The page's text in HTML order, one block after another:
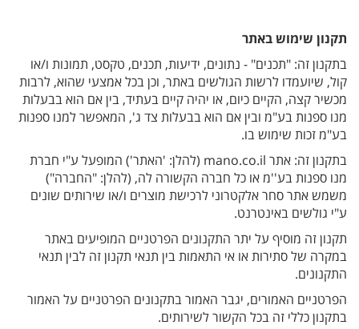
תקנון שימושבאתר
בתקנון זה: "תכנים" - נתונים, ידיעות, תכנים, טקסט, תמונות ו/או
קול, שיועמדו לרשות הגולשים באתר, וכן בכל אמצעי שהוא, לרבות
מכשיר קצה, הקיים כיום, או יהיה קיים בעתיד, בין אם הוא בבעלות
מנו ספנות בע"מ ובין אם הוא בבעלות צד ג', המאפשר למנו ספנות
בע"מ זכות שימוש בו.
בתקנון זה: אתר mano.co.il (להלן: 'האתר') המופעל ע"י חברת
מנו ספנות בע''מ או כל חברה הקשורה לה, (להלן: "החברה")
משמש אתר סחר אלקטרוני לרכישת מוצרים ו/או שירותים שונים
ע"י גולשים באינטרנט.
תקנון זה מוסיף על יתר התקנונים הפרטניים המופיעים באתר
במקרה של סתירות או אי התאמות בין תנאי תקנון זה לבין תנאי
התקנונים.
הפרטניים האמורים, יגבר האמור בתקנונים הפרטניים על האמור
בתקנון כללי זה בכל הקשור לשירותים.